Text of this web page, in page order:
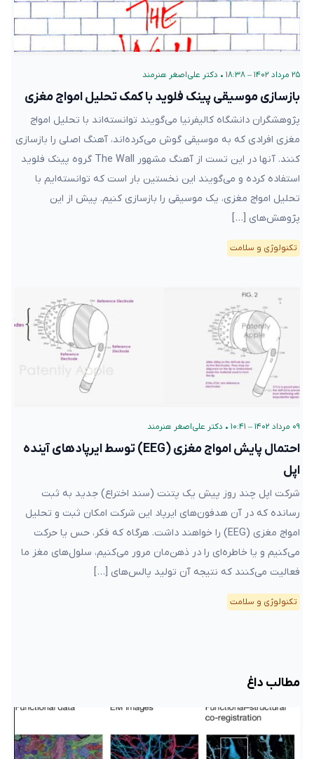
۲۵ مرداد ۱۴۰۲ – ۱۸:۳۸ • دکتر علی‌اصغر هنرمند
بازسازی موسیقی پینک فلوید با کمک تحلیل امواج مغزی
پژوهشگران دانشگاه کالیفرنیا می‌گویند توانسته‌اند با تحلیل امواج
مغزی افرادی که به موسیقی گوش می‌کرده‌اند، آهنگ اصلی را بازسازی
کنند. آنها در این تست از آهنگ مشهور The Wall گروه پینک فلوید
استفاده کرده‌ و می‌گویند این نخستین بار است که توانسته‌ایم با
تحلیل امواج مغزی، یک موسیقی را بازسازی کنیم. پیش‌ از این
پژوهش‌های […]
تکنولوژی و سلامت
۰۹ مرداد ۱۴۰۲ – ۱۰:۴۱ • دکتر علی‌اصغر هنرمند
احتمال پایش امواج مغزی (EEG) توسط ایرپادهای آینده
اپل
شرکت اپل چند روز پیش یک پتنت (سند اختراع) جدید به ثبت
رسانده که در آن هدفون‌های ایرپاد این شرکت امکان ثبت و تحلیل
امواج مغزی (EEG) را خواهند داشت. هرگاه که فکر، حس یا حرکت
می‌کنیم و یا خاطره‌ای را در ذهن‌مان مرور می‌کنیم، سلول‌های مغز ما
فعالیت می‌کنند که نتیجه آن تولید پالس‌های […]
تکنولوژی و سلامت
مطالب داغ